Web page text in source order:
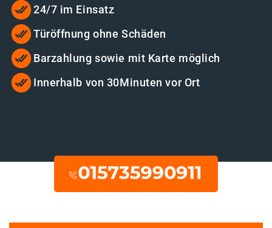
24/7 im Einsatz
Türöffnung ohne Schäden
Barzahlung sowie mit Karte möglich
Innerhalb von 30Minuten vor Ort